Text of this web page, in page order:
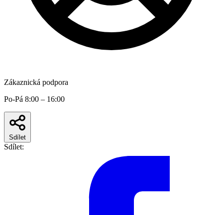
Zákaznická podpora
Po-Pá 8:00 – 16:00
Sdílet
Sdílet: